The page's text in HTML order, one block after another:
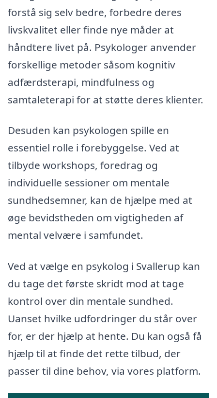
forstå sig selv bedre, forbedre deres
livskvalitet eller finde nye måder at
håndtere livet på. Psykologer anvender
forskellige metoder såsom kognitiv
adfærdsterapi, mindfulness og
samtaleterapi for at støtte deres klienter.
Desuden kan psykologen spille en
essentiel rolle i forebyggelse. Ved at
tilbyde workshops, foredrag og
individuelle sessioner om mentale
sundhedsemner, kan de hjælpe med at
øge bevidstheden om vigtigheden af
mental velvære i samfundet.
Ved at vælge en psykolog i Svallerup kan
du tage det første skridt mod at tage
kontrol over din mentale sundhed.
Uanset hvilke udfordringer du står over
for, er der hjælp at hente. Du kan også få
hjælp til at finde det rette tilbud, der
passer til dine behov, via vores platform.